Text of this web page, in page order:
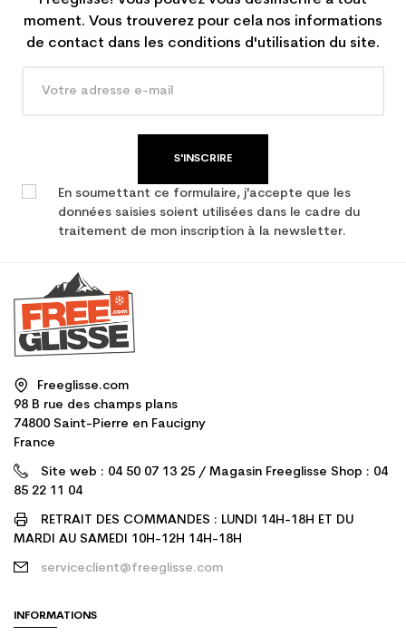
moment. Vous trouverez pour cela nos informations
de contact dans les conditions d'utilisation du site.
S'INSCRIRE
En soumettant ce formulaire, j'accepte que les
données saisies soient utilisées dans le cadre du
traitement de mon inscription à la newsletter.
Freeglisse.com
98 B rue des champs plans
74800 Saint-Pierre en Faucigny
France
Site web : 04 50 07 13 25 / Magasin Freeglisse Shop : 04
85 22 11 04
RETRAIT DES COMMANDES : LUNDI 14H-18H ET DU
MARDI AU SAMEDI 10H-12H 14H-18H
serviceclient@freeglisse.com
INFORMATIONS